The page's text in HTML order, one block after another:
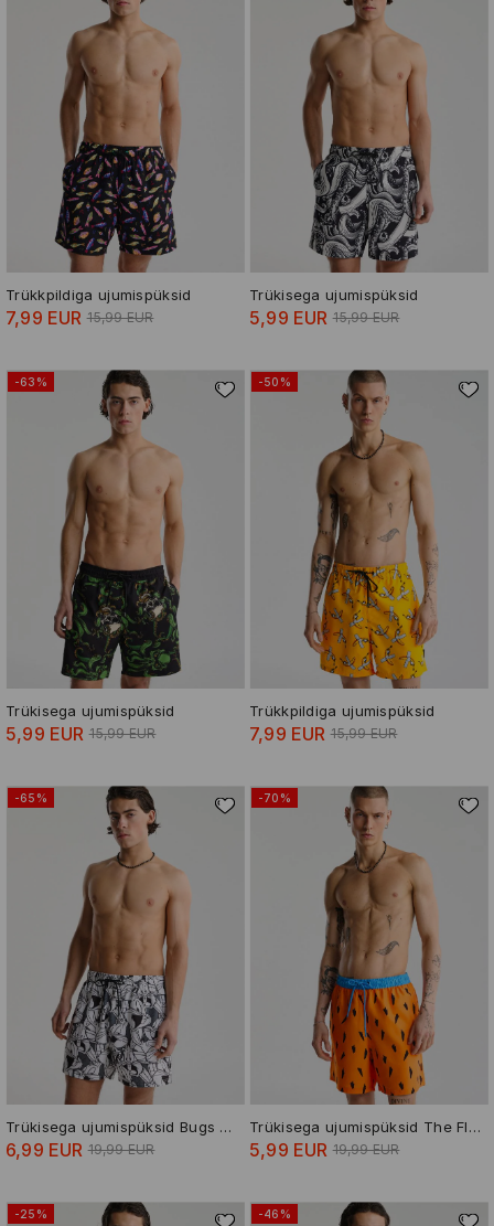
Trükkpildiga ujumispüksid
7,99 EUR 15,99 EUR
Trükisega ujumispüksid
5,99 EUR 15,99 EUR
-63%
Trükisega ujumispüksid
5,99 EUR 15,99 EUR
-50%
Trükkpildiga ujumispüksid
7,99 EUR 15,99 EUR
-65%
Trükisega ujumispüksid Bugs Bunny
6,99 EUR 19,99 EUR
-70%
Trükisega ujumispüksid The Flintstones
5,99 EUR 19,99 EUR
-25% -46%